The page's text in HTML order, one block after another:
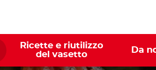
Ricette e riutilizzo
del vasetto
Da